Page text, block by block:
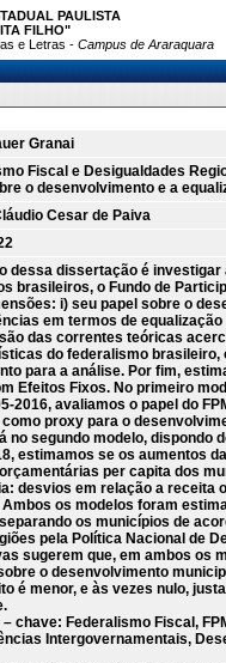
PAULISTA
FILHO"
e Letras - Campus de Araraquara
Granai
Fiscal e Desigualdades
o desenvolvimento e a
Cesar de Paiva
dessa dissertação é
brasileiros, o Fundo de
i) seu papel sobre o
em termos de
das correntes teóricas
do federalismo brasileiro,
para a análise. Por fim,
Efeitos Fixos. No primeiro
2016, avaliamos o papel do
proxy para o
no segundo modelo, dispondo
estimamos se os aumentos
per capita dos
desvios em relação a receita
Ambos os modelos foram
os municípios de
pela Política Nacional de
sugerem que, em ambos os
o desenvolvimento
é menor, e às vezes nulo,
– chave: Federalismo Fiscal,
Intergovernamentais,